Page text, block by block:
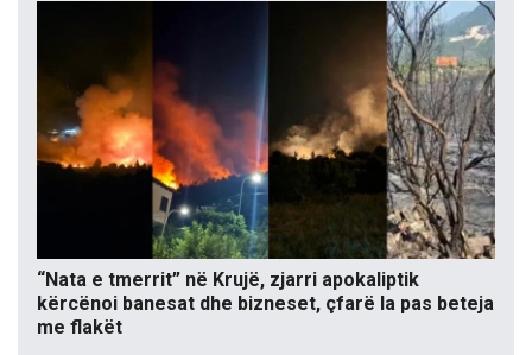
“Nata e tmerrit” në Krujë, zjarri apokaliptik
kërcënoi banesat dhe bizneset, çfarë la pas beteja
me flakët